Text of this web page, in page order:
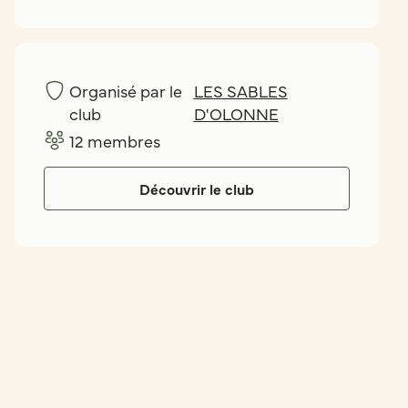
Organisé par le
club
LES SABLES
D'OLONNE
12 membres
Découvrir le club